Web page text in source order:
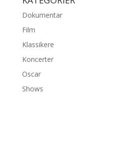
Dokumentar
Film
Klassikere
Koncerter
Oscar
Shows